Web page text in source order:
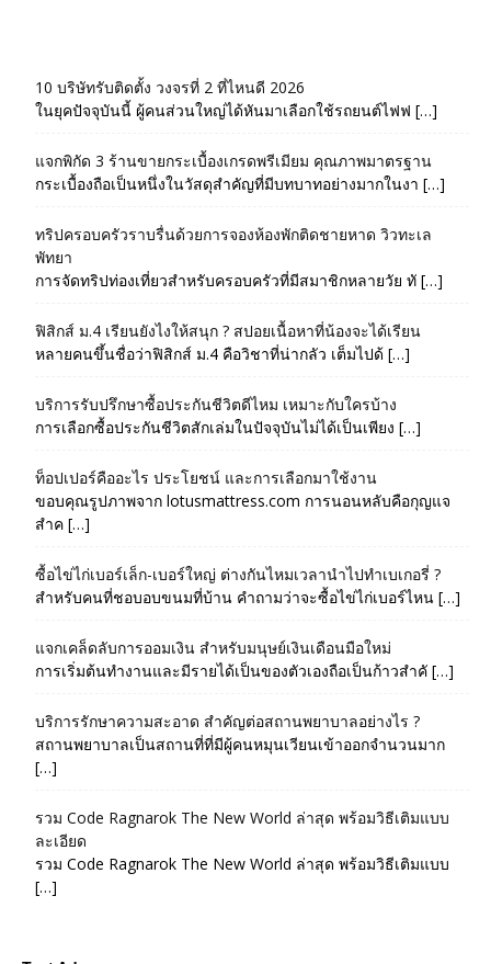
10 บริษัทรับติดตั้ง วงจรที่ 2 ที่ไหนดี 2026
ในยุคปัจจุบันนี้ ผู้คนส่วนใหญ่ได้หันมาเลือกใช้รถยนต์ไฟฟ […]
แจกพิกัด 3 ร้านขายกระเบื้องเกรดพรีเมียม คุณภาพมาตรฐาน
กระเบื้องถือเป็นหนึ่งในวัสดุสำคัญที่มีบทบาทอย่างมากในงา […]
ทริปครอบครัวราบรื่นด้วยการจองห้องพักติดชายหาด วิวทะเล
พัทยา
การจัดทริปท่องเที่ยวสำหรับครอบครัวที่มีสมาชิกหลายวัย ทั […]
ฟิสิกส์ ม.4 เรียนยังไงให้สนุก ? สปอยเนื้อหาที่น้องจะได้เรียน
หลายคนขึ้นชื่อว่าฟิสิกส์ ม.4 คือวิชาที่น่ากลัว เต็มไปด้ […]
บริการรับปรึกษาซื้อประกันชีวิตดีไหม เหมาะกับใครบ้าง
การเลือกซื้อประกันชีวิตสักเล่มในปัจจุบันไม่ได้เป็นเพียง […]
ท็อปเปอร์คืออะไร ประโยชน์ และการเลือกมาใช้งาน
ขอบคุณรูปภาพจาก lotusmattress.com การนอนหลับคือกุญแจ
สำค […]
ซื้อไข่ไก่เบอร์เล็ก-เบอร์ใหญ่ ต่างกันไหมเวลานำไปทำเบเกอรี่ ?
สำหรับคนที่ชอบอบขนมที่บ้าน คำถามว่าจะซื้อไข่ไก่เบอร์ไหน […]
แจกเคล็ดลับการออมเงิน สำหรับมนุษย์เงินเดือนมือใหม่
การเริ่มต้นทำงานและมีรายได้เป็นของตัวเองถือเป็นก้าวสำคั […]
บริการรักษาความสะอาด สำคัญต่อสถานพยาบาลอย่างไร ?
สถานพยาบาลเป็นสถานที่ที่มีผู้คนหมุนเวียนเข้าออกจำนวนมาก
[…]
รวม Code Ragnarok The New World ล่าสุด พร้อมวิธีเติมแบบ
ละเอียด
รวม Code Ragnarok The New World ล่าสุด พร้อมวิธีเติมแบบ
[…]